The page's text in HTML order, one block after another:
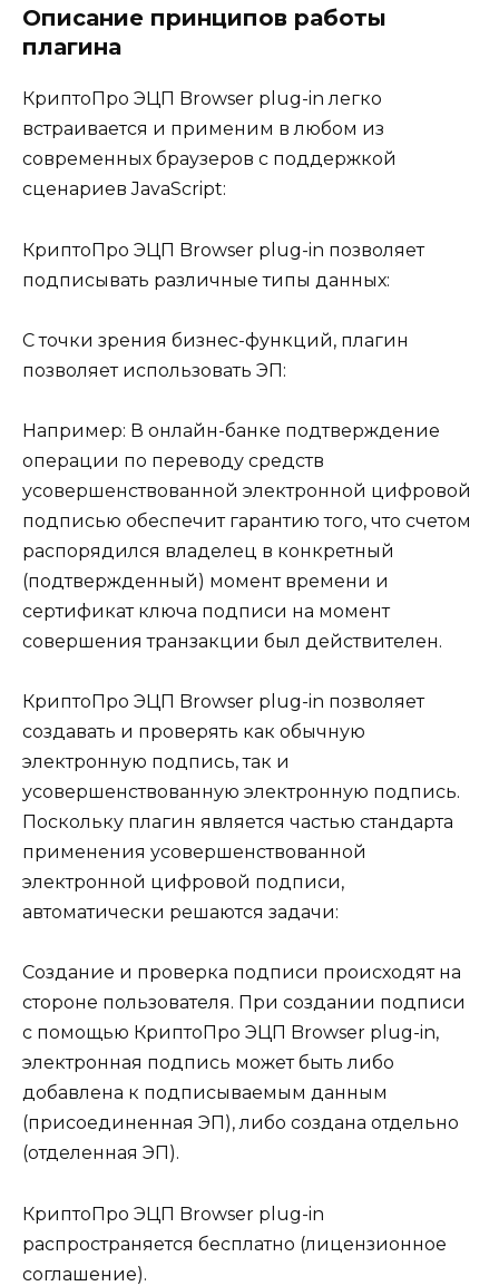
Описание принципов работы
плагина
КриптоПро ЭЦП Browser plug-in легко
встраивается и применим в любом из
современных браузеров с поддержкой
сценариев JavaScript:
КриптоПро ЭЦП Browser plug-in позволяет
подписывать различные типы данных:
С точки зрения бизнес-функций, плагин
позволяет использовать ЭП:
Например: В онлайн-банке подтверждение
операции по переводу средств
усовершенствованной электронной цифровой
подписью обеспечит гарантию того, что счетом
распорядился владелец в конкретный
(подтвержденный) момент времени и
сертификат ключа подписи на момент
совершения транзакции был действителен.
КриптоПро ЭЦП Browser plug-in позволяет
создавать и проверять как обычную
электронную подпись, так и
усовершенствованную электронную подпись.
Поскольку плагин является частью стандарта
применения усовершенствованной
электронной цифровой подписи,
автоматически решаются задачи:
Создание и проверка подписи происходят на
стороне пользователя. При создании подписи
с помощью КриптоПро ЭЦП Browser plug-in,
электронная подпись может быть либо
добавлена к подписываемым данным
(присоединенная ЭП), либо создана отдельно
(отделенная ЭП).
КриптоПро ЭЦП Browser plug-in
распространяется бесплатно (лицензионное
соглашение).